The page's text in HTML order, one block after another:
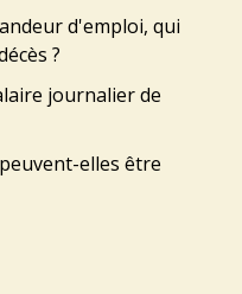
d'emploi, qui
?
journalier de
elles être